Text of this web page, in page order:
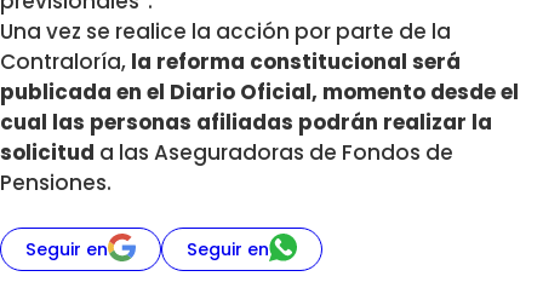
Una vez se realice la acción por parte de la
Contraloría, la reforma constitucional será
publicada en el Diario Oficial, momento desde el
cual las personas afiliadas podrán realizar la
solicitud a las Aseguradoras de Fondos de
Pensiones.
Seguir en Seguir en